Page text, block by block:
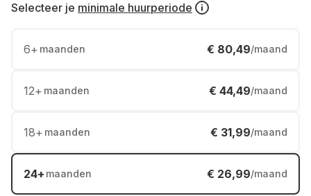
Selecteer je minimale huurperiode
6+ maanden € 80,49/maand
12+ maanden € 44,49/maand
18+ maanden € 31,99/maand
24+ maanden € 26,99/maand